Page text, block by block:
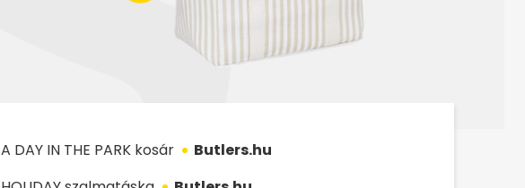
A DAY IN THE PARK kosár Butlers.hu